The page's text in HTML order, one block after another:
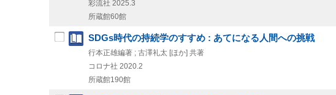
彩流社 2025.3
所蔵館60館
SDGs時代の持続学のすすめ : あてになる人間への挑戦
行本正雄編著 ; 古澤礼太 [ほか] 共著
コロナ社 2020.2
所蔵館190館